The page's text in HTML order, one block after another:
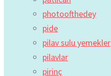
photoofthedey
pide
pilav sulu yemekler
pilavlar
pirinç